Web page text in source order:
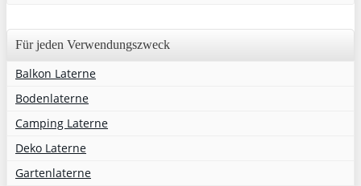
Für jeden Verwendungszweck
Balkon Laterne
Bodenlaterne
Camping Laterne
Deko Laterne
Gartenlaterne